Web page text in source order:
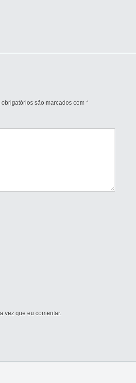
obrigatórios são marcados com *
vez que eu comentar.